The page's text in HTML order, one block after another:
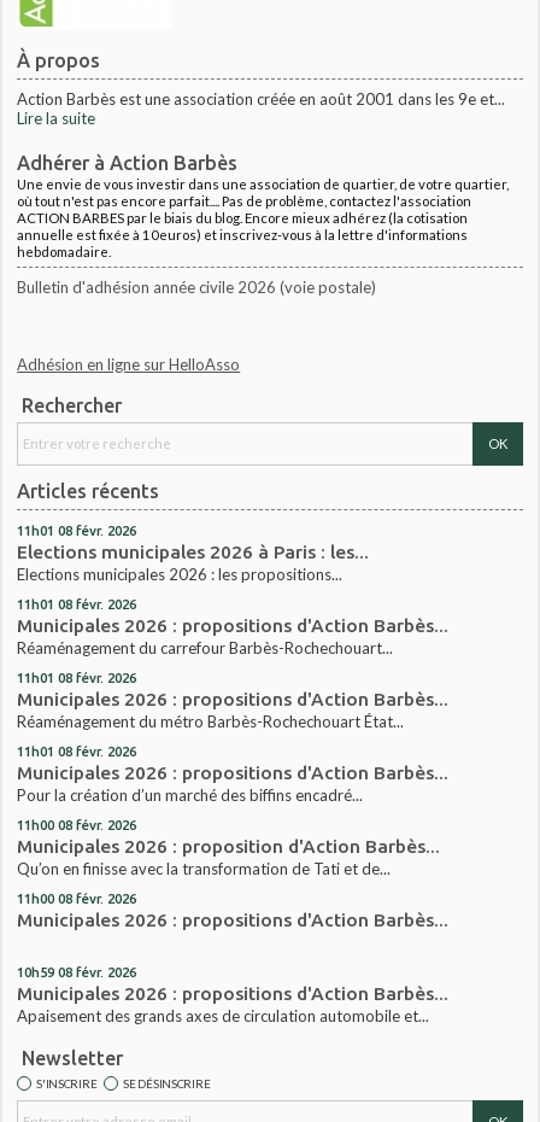
À propos
Action Barbès est une association créée en août 2001 dans les 9e et...
Lire la suite
Adhérer à Action Barbès
Une envie de vous investir dans une association de quartier, de votre quartier,
où tout n'est pas encore parfait.... Pas de problème, contactez l'association
ACTION BARBES par le biais du blog. Encore mieux adhérez (la cotisation
annuelle est fixée à 10euros) et inscrivez-vous à la lettre d'informations
hebdomadaire.
Bulletin d'adhésion année civile 2026 (voie postale)
Adhésion en ligne sur HelloAsso
Rechercher
Articles récents
11h01 08 févr. 2026
Elections municipales 2026 à Paris : les...
Elections municipales 2026 : les propositions...
11h01 08 févr. 2026
Municipales 2026 : propositions d'Action Barbès...
Réaménagement du carrefour Barbès-Rochechouart...
11h01 08 févr. 2026
Municipales 2026 : propositions d'Action Barbès...
Réaménagement du métro Barbès-Rochechouart État...
11h01 08 févr. 2026
Municipales 2026 : propositions d'Action Barbès...
Pour la création d’un marché des biffins encadré...
11h00 08 févr. 2026
Municipales 2026 : proposition d'Action Barbès...
Qu’on en finisse avec la transformation de Tati et de...
11h00 08 févr. 2026
Municipales 2026 : propositions d'Action Barbès...
10h59 08 févr. 2026
Municipales 2026 : propositions d'Action Barbès...
Apaisement des grands axes de circulation automobile et...
Newsletter
S'INSCRIRE SE DÉSINSCRIRE